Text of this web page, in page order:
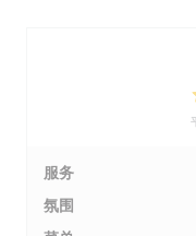
服务
氛围